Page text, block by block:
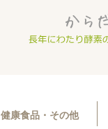
健康食品・その他